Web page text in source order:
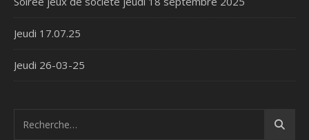
Jeudi 17.07.25
Jeudi 26-03-25